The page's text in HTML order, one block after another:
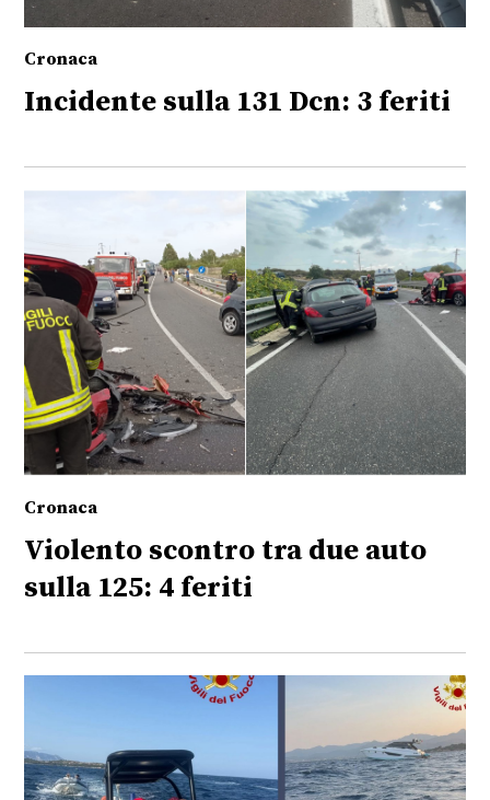
Cronaca
Incidente sulla 131 Dcn: 3 feriti
Cronaca
Violento scontro tra due auto
sulla 125: 4 feriti